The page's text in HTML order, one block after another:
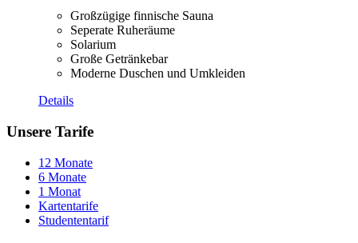
Großzügige finnische Sauna
Seperate Ruheräume
Solarium
Große Getränkebar
Moderne Duschen und Umkleiden
Details
Unsere Tarife
12 Monate
6 Monate
1 Monat
Kartentarife
Studententarif